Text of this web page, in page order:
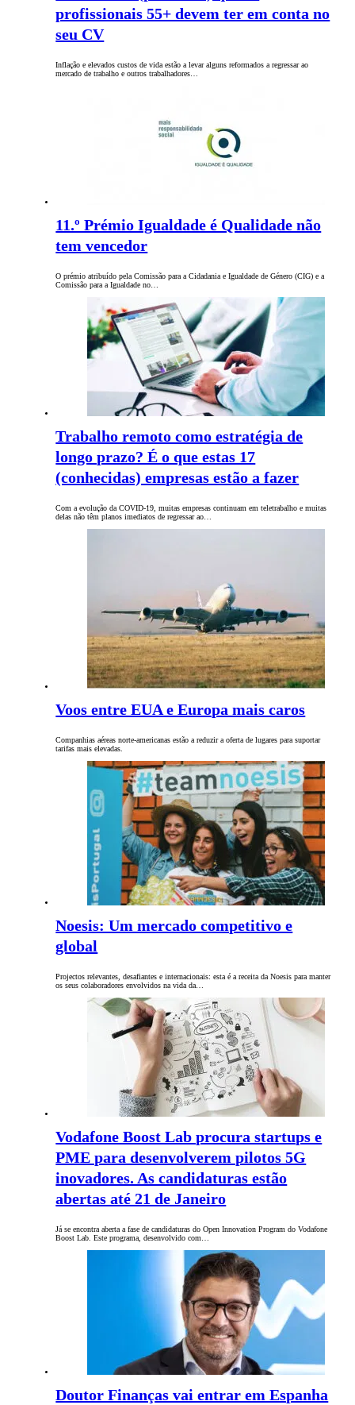
profissionais 55+ devem ter em conta no
seu CV
Inflação e elevados custos de vida estão a levar alguns reformados a regressar ao
mercado de trabalho e outros trabalhadores…
11.º Prémio Igualdade é Qualidade não
tem vencedor
O prémio atribuído pela Comissão para a Cidadania e Igualdade de Género (CIG) e a
Comissão para a Igualdade no…
Trabalho remoto como estratégia de
longo prazo? É o que estas 17
(conhecidas) empresas estão a fazer
Com a evolução da COVID-19, muitas empresas continuam em teletrabalho e muitas
delas não têm planos imediatos de regressar ao…
Voos entre EUA e Europa mais caros
Companhias aéreas norte-americanas estão a reduzir a oferta de lugares para suportar
tarifas mais elevadas.
Noesis: Um mercado competitivo e
global
Projectos relevantes, desafiantes e internacionais: esta é a receita da Noesis para manter
os seus colaboradores envolvidos na vida da…
Vodafone Boost Lab procura startups e
PME para desenvolverem pilotos 5G
inovadores. As candidaturas estão
abertas até 21 de Janeiro
Já se encontra aberta a fase de candidaturas do Open Innovation Program do Vodafone
Boost Lab. Este programa, desenvolvido com…
Doutor Finanças vai entrar em Espanha